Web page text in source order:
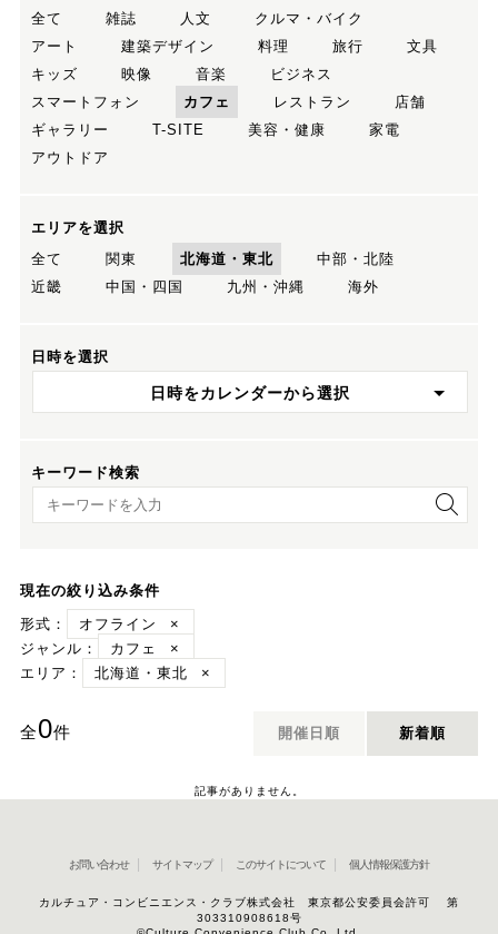
全て
雑誌 人文
クルマ・バイク
アート
建築デザイン 料理 旅行
文具
キッズ
映像 音楽
ビジネス
スマートフォン
カフェ レストラン
店舗
ギャラリー
T-SITE 美容・健康
家電
アウトドア
エリアを選択
全て
関東 北海道・東北
中部・北陸
近畿
中国・四国 九州・沖縄 海外
日時を選択
日時をカレンダーから選択
キーワード検索
キーワード検索
現在の絞り込み条件
形式：
オフライン
×
ジャンル：
カフェ
×
エリア：
北海道・東北 ×
全0件 開催日順 新着順
記事がありません。
お問い合わせ サイトマップ このサイトについて 個人情報保護方針
カルチュア・コンビニエンス・クラブ株式会社 東京都公安委員会許可 第
303310908618号